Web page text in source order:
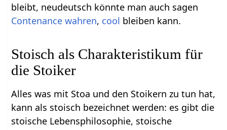
bleibt, neudeutsch könnte man auch sagen
Contenance wahren, cool bleiben kann.
Stoisch als Charakteristikum für
die Stoiker
Alles was mit Stoa und den Stoikern zu tun hat,
kann als stoisch bezeichnet werden: es gibt die
stoische Lebensphilosophie, stoische